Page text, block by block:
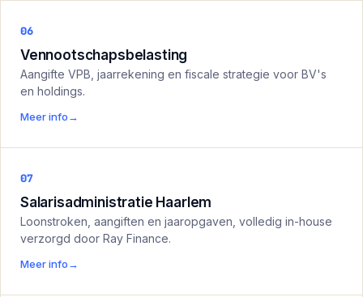
06
Vennootschapsbelasting
Aangifte VPB, jaarrekening en fiscale strategie voor BV's
en holdings.
Meer info→
07
Salarisadministratie Haarlem
Loonstroken, aangiften en jaaropgaven, volledig in-house
verzorgd door Ray Finance.
Meer info→